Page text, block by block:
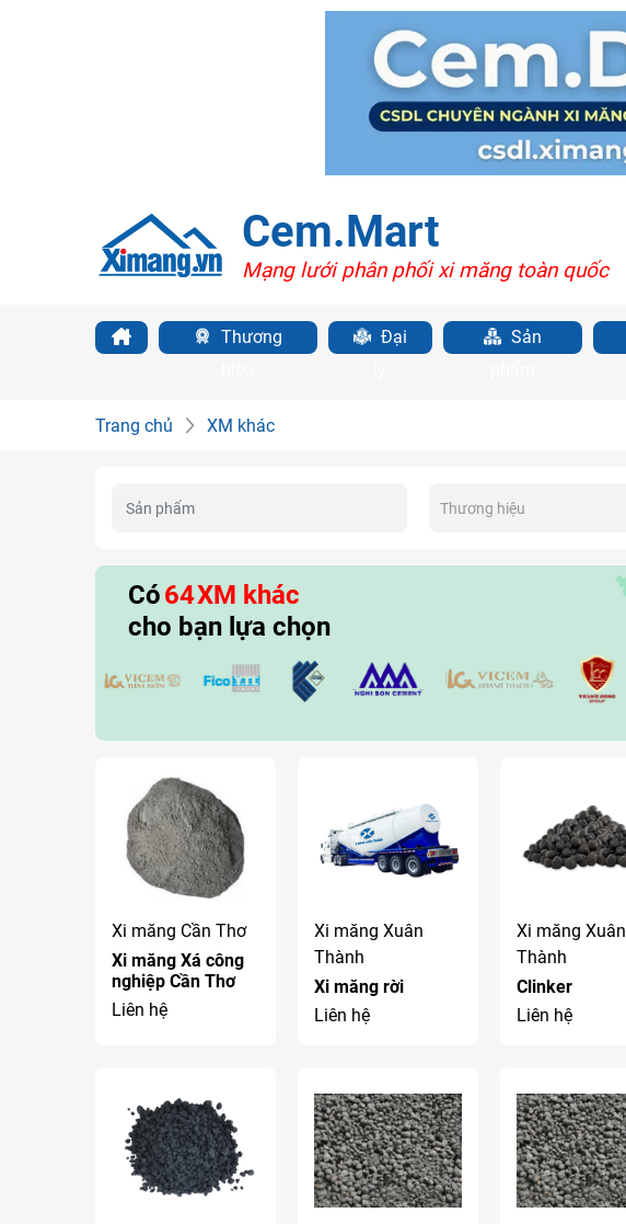
Cem.Mart
Mạng lưới phân phối xi măng toàn quốc
Thương
Đại
Sản
Trang chủ XM khác
Thương hiệu
Có64XM khác
cho bạn lựa chọn
Xi măng Cần Thơ
Xi măng Xá công
nghiệp Cần Thơ
Liên hệ
Xi măng Xuân
Thành
Xi măng rời
Liên hệ
Xi măng Xuân
Thành
Clinker
Liên hệ